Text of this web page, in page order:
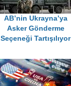
AB’nin Ukrayna’ya
Asker Gönderme
Seçeneği Tartışılıyor